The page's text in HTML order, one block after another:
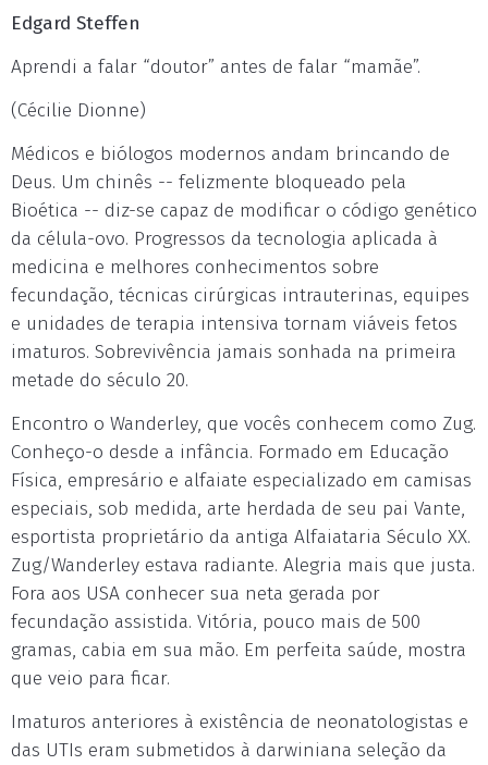
Edgard Steffen
Aprendi a falar “doutor” antes de falar “mamãe”.
(Cécilie Dionne)
Médicos e biólogos modernos andam brincando de
Deus. Um chinês -- felizmente bloqueado pela
Bioética -- diz-se capaz de modificar o código genético
da célula-ovo. Progressos da tecnologia aplicada à
medicina e melhores conhecimentos sobre
fecundação, técnicas cirúrgicas intrauterinas, equipes
e unidades de terapia intensiva tornam viáveis fetos
imaturos. Sobrevivência jamais sonhada na primeira
metade do século 20.
Encontro o Wanderley, que vocês conhecem como Zug.
Conheço-o desde a infância. Formado em Educação
Física, empresário e alfaiate especializado em camisas
especiais, sob medida, arte herdada de seu pai Vante,
esportista proprietário da antiga Alfaiataria Século XX.
Zug/Wanderley estava radiante. Alegria mais que justa.
Fora aos USA conhecer sua neta gerada por
fecundação assistida. Vitória, pouco mais de 500
gramas, cabia em sua mão. Em perfeita saúde, mostra
que veio para ficar.
Imaturos anteriores à existência de neonatologistas e
das UTIs eram submetidos à darwiniana seleção da